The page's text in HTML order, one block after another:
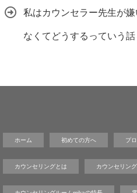
私はカウンセラー先生が
なくてどうするっていう話
ホーム 初めての方へ プ
カウンセリングとは カウンセリン